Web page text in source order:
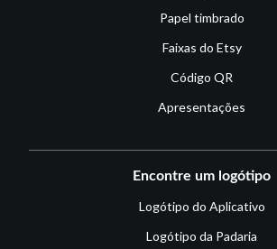
Papel timbrado
Faixas do Etsy
Código QR
Apresentações
Encontre um logótipo
Logótipo do Aplicativo
Logótipo da Padaria